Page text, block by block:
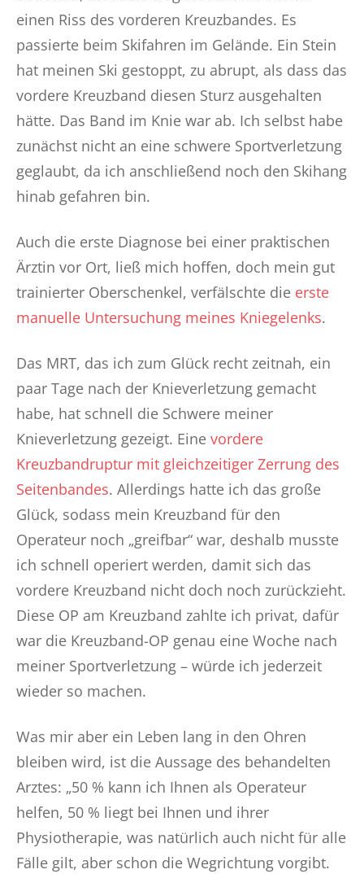
einen Riss des vorderen Kreuzbandes. Es
passierte beim Skifahren im Gelände. Ein Stein
hat meinen Ski gestoppt, zu abrupt, als dass das
vordere Kreuzband diesen Sturz ausgehalten
hätte. Das Band im Knie war ab. Ich selbst habe
zunächst nicht an eine schwere Sportverletzung
geglaubt, da ich anschließend noch den Skihang
hinab gefahren bin.
Auch die erste Diagnose bei einer praktischen
Ärztin vor Ort, ließ mich hoffen, doch mein gut
trainierter Oberschenkel, verfälschte die erste
manuelle Untersuchung meines Kniegelenks.
Das MRT, das ich zum Glück recht zeitnah, ein
paar Tage nach der Knieverletzung gemacht
habe, hat schnell die Schwere meiner
Knieverletzung gezeigt. Eine vordere
Kreuzbandruptur mit gleichzeitiger Zerrung des
Seitenbandes. Allerdings hatte ich das große
Glück, sodass mein Kreuzband für den
Operateur noch „greifbar“ war, deshalb musste
ich schnell operiert werden, damit sich das
vordere Kreuzband nicht doch noch zurückzieht.
Diese OP am Kreuzband zahlte ich privat, dafür
war die Kreuzband-OP genau eine Woche nach
meiner Sportverletzung – würde ich jederzeit
wieder so machen.
Was mir aber ein Leben lang in den Ohren
bleiben wird, ist die Aussage des behandelten
Arztes: „50 % kann ich Ihnen als Operateur
helfen, 50 % liegt bei Ihnen und ihrer
Physiotherapie, was natürlich auch nicht für alle
Fälle gilt, aber schon die Wegrichtung vorgibt.